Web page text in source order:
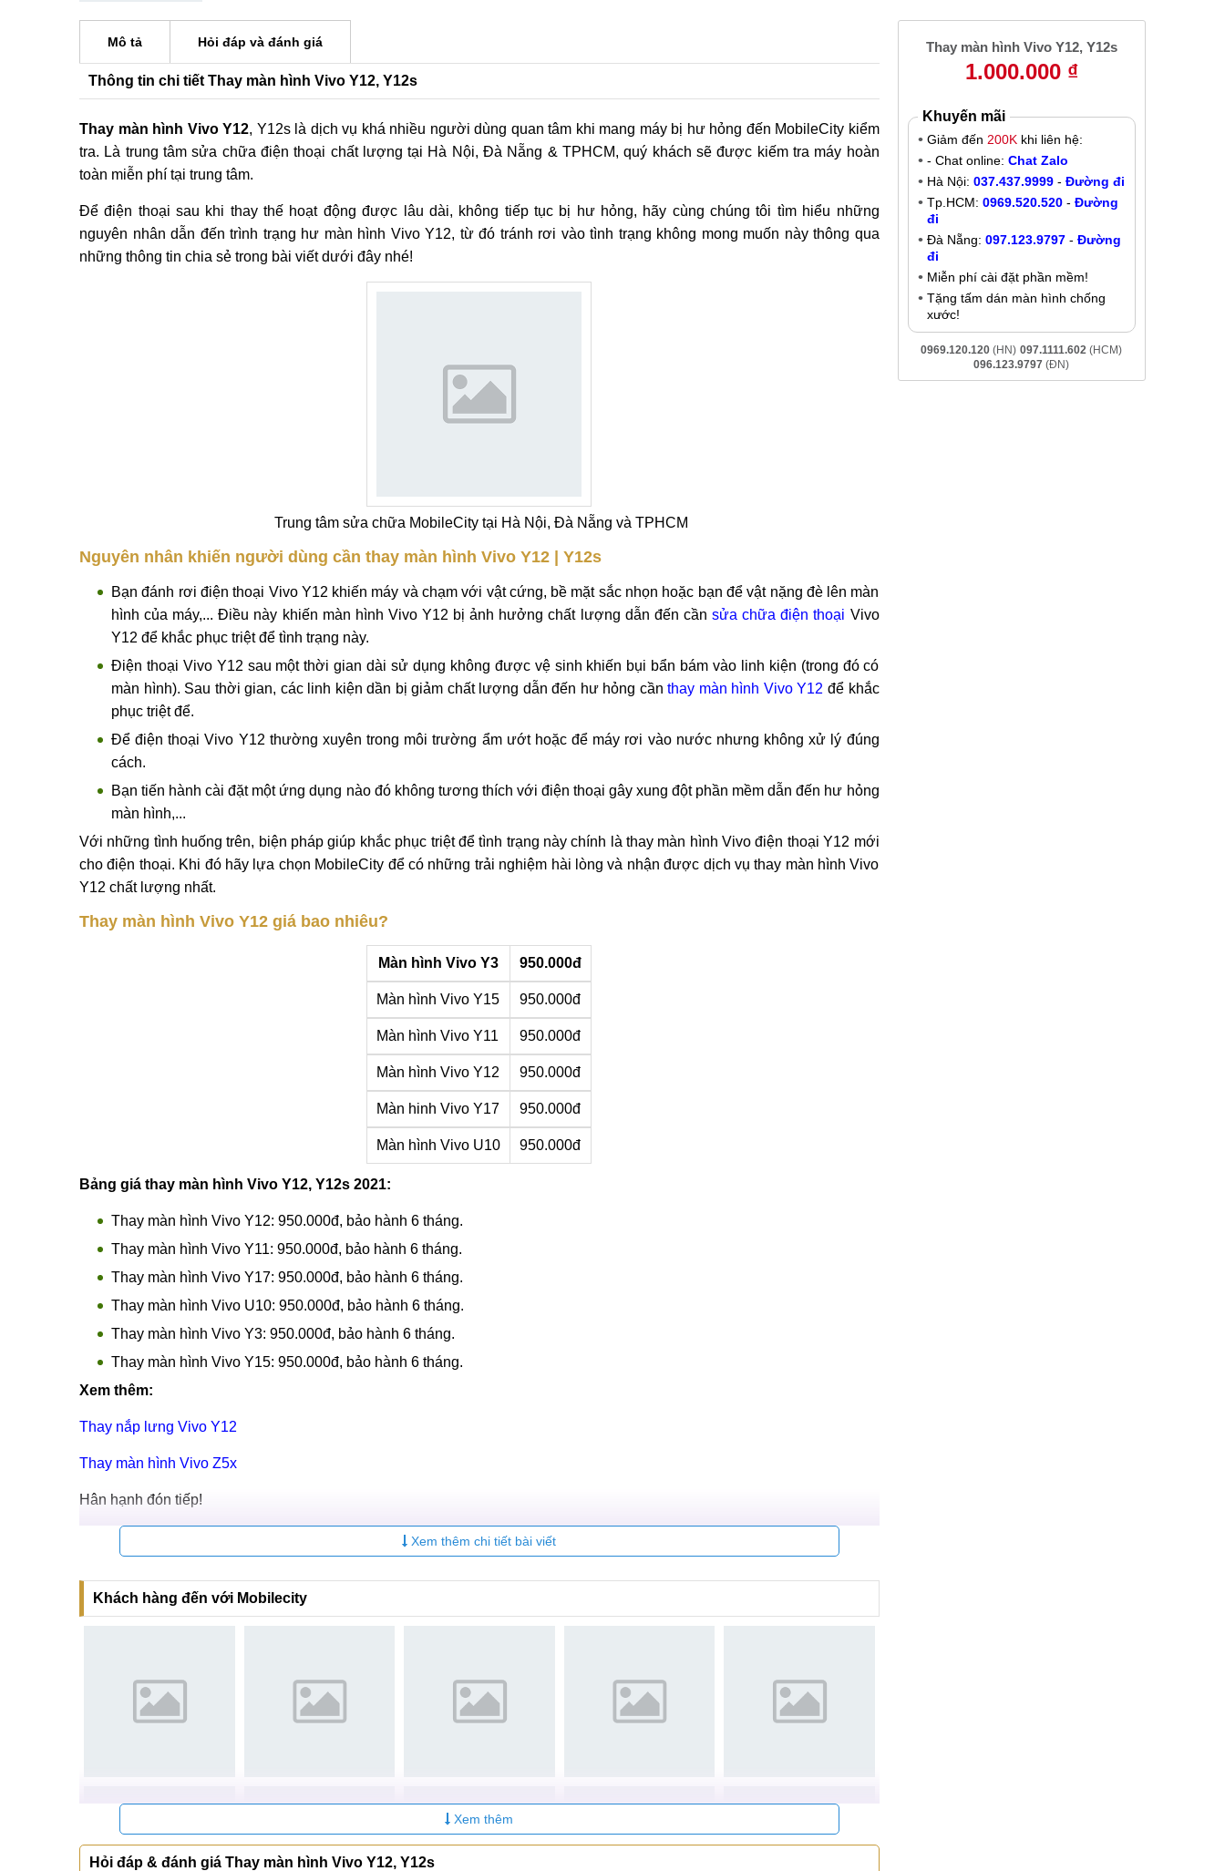
Thông tin chi tiết Thay màn hình Vivo Y12, Y12s
tra. Là trung tâm sửa chữa điện thoại chất lượng tại Hà Nội, Đà Nẵng & TPHCM, quý khách sẽ được kiếm tra máy hoàn
toàn miễn phí tại trung tâm.
Để điện thoại sau khi thay thế hoạt động được lâu dài, không tiếp tục bị hư hỏng, hãy cùng chúng tôi tìm hiểu những
Trung tâm sửa chữa MobileCity tại Hà Nội, Đà Nẵng và TPHCM
Nguyên nhân khiến người dùng cần thay màn hình Vivo Y12 | Y12s
Bạn đánh rơi điện thoại Vivo Y12 khiến máy và chạm với vật cứng, bề mặt sắc nhọn hoặc bạn để vật nặng đè lên màn
hình của máy,... Điều này khiến màn hình Vivo Y12 bị ảnh hưởng chất lượng dẫn đến cầnsửa chữa điện thoại Vivo
Y12 để khắc phục triệt để tình trạng này.
Điện thoại Vivo Y12 sau một thời gian dài sử dụng không được vệ sinh khiến bụi bẩn bám vào linh kiện (trong đó có
màn hình). Sau thời gian, các linh kiện dần bị giảm chất lượng dẫn đến hư hỏng cần
phục triệt để.
Để điện thoại Vivo Y12 thường xuyên trong môi trường ẩm ướt hoặc để máy rơi vào nước nhưng không xử lý đúng
cách.
Bạn tiến hành cài đặt một ứng dụng nào đó không tương thích với điện thoại gây xung đột phần mềm dẫn đến hư hỏng
màn hình,...
Với những tình huống trên, biện pháp giúp khắc phục triệt để tình trạng này chính là thay màn hình Vivo điện thoại Y12 mới
cho điện thoại. Khi đó hãy lựa chọn MobileCity để có những trải nghiệm hài lòng và nhận được dịch vụ thay màn hình Vivo
Thay màn hình Vivo Y12 giá bao nhiêu?
Màn hình Vivo Y3 950.000đ
Màn hình Vivo Y15 950.000đ
Màn hình Vivo Y11 950.000đ
Màn hình Vivo Y12 950.000đ
Màn hinh Vivo Y17
Màn hình Vivo U10
Bảng giá thay màn hình Vivo Y12, Y12s 2021:
Thay màn hình Vivo Y15: 950.000đ, bảo hành 6 tháng.
Xem thêm:
Thay nắp lưng Vivo Y12
Thay màn hình Vivo Z5x
Hệ thống sửa chữa điện thoại di động
CN 1:120 Thái Hà, Q. Đống Đa
Hotline:037.437.9999
CN 3:42 Phố Vọng, Hai Bà Trưng
Hotline:0338.424242
Thay màn hình Vivo Y12, Y12s
1.000.000 ₫
Khuyến mãi
Giảm đến200Kkhi liên hệ:
- Chat online:
Hà Nội:
Tp.HCM:0969.520.520-Đường
Đà Nẵng:
Miễn phí cài đặt phần mềm!
Tặng tấm dán màn hình chống
xước!